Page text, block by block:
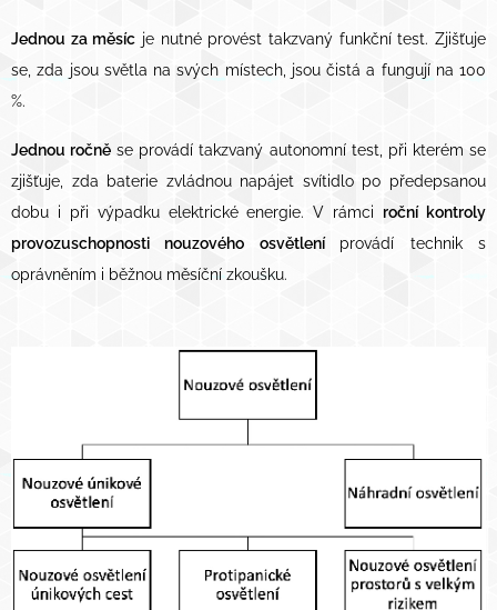
Jednou za měsíc je nutné provést takzvaný funkční test. Zjišťuje
se, zda jsou světla na svých místech, jsou čistá a fungují na 100
%.
Jednou ročně se provádí takzvaný autonomní test, při kterém se
zjišťuje, zda baterie zvládnou napájet svítidlo po předepsanou
dobu i při výpadku elektrické energie. V rámci roční kontroly
provozuschopnosti nouzového osvětlení provádí technik s
oprávněním i běžnou měsíční zkoušku.